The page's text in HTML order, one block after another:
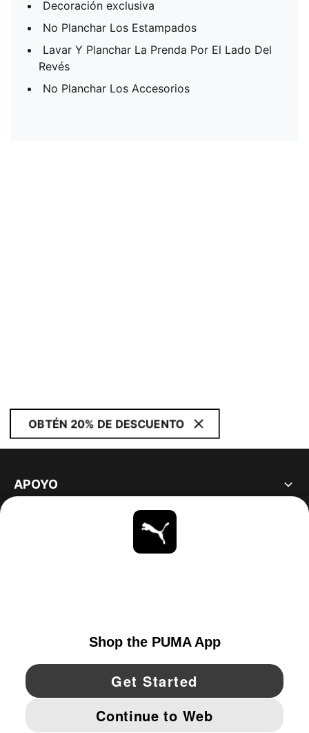
Decoración exclusiva
No Planchar Los Estampados
Lavar Y Planchar La Prenda Por El Lado Del
Revés
No Planchar Los Accesorios
OBTÉN 20% DE DESCUENTO
APOYO
YouTube Twitter Pinterest
IMPRINT AND LEGAL DATA